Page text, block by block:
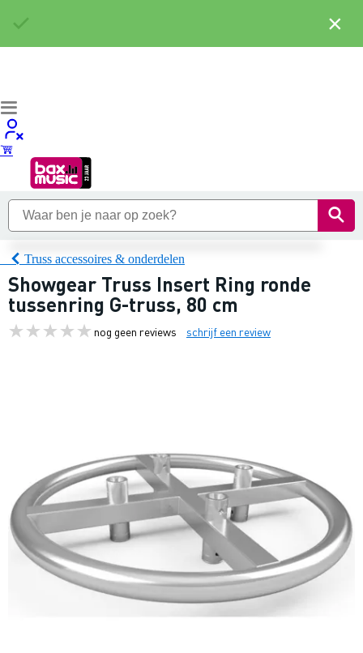
Truss accessoires & onderdelen
Showgear Truss Insert Ring ronde
tussenring G-truss, 80 cm
nog geen reviews schrijf een review
×